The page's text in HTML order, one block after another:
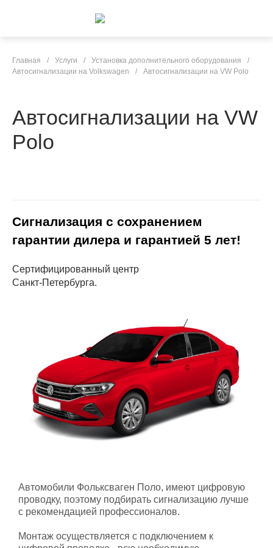
Главная / Услуги / Установка дополнительного оборудования
/
Автосигнализации на Volkswagen
/ Автосигнализации на VW Polo
Автосигнализации на VW
Polo
Сигнализация с сохранением
гарантии дилера и гарантией 5 лет!
Сертифицированный центр
Санкт-Петербурга.
Автомобили Фольксваген Поло, имеют цифровую
проводку, поэтому подбирать сигнализацию лучше
с рекомендацией профессионалов.
Монтаж осуществляется с подключением к